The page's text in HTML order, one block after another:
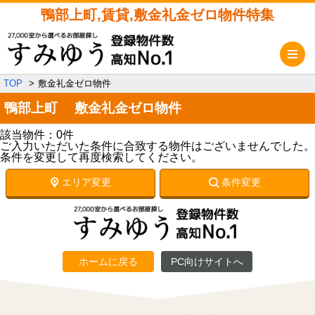
鴨部上町,賃貸,敷金礼金ゼロ物件特集
TOP 敷金礼金ゼロ物件
鴨部上町 敷金礼金ゼロ物件
該当物件：0件
ご入力いただいた条件に合致する物件はございませんでした。
条件を変更して再度検索してください。
エリア変更 条件変更
ホームに戻る PC向けサイトへ